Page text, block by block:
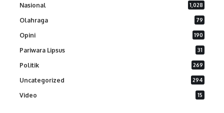
Nasional 1,028
Olahraga 79
Opini 190
Pariwara Lipsus 31
Politik 269
Uncategorized 294
Video 15